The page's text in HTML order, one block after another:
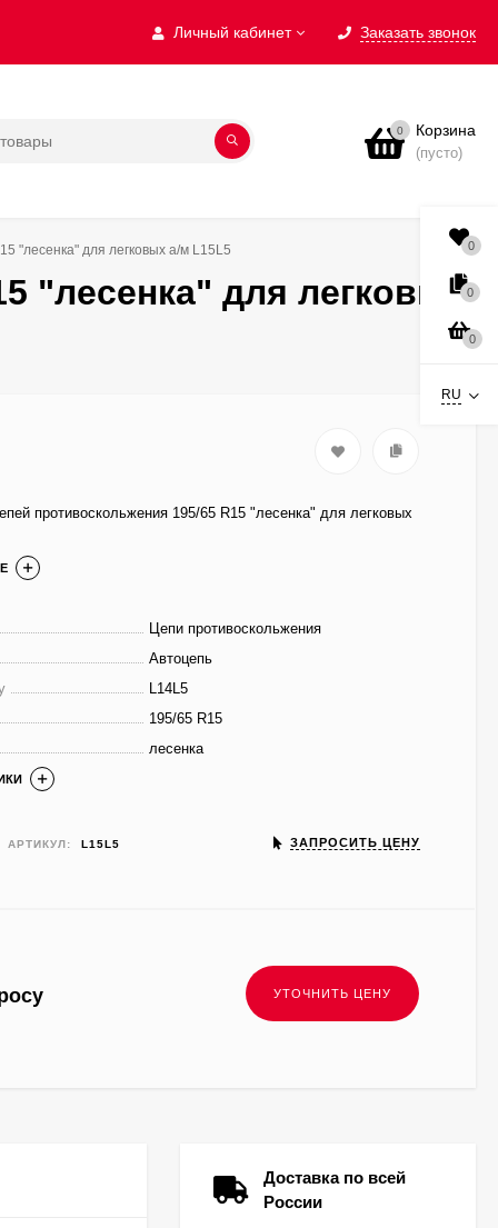
Личный кабинет Заказать звонок
0 Корзина
(пусто)
"лесенка" для легковых а/м L15L5
"лесенка" для легковых
противоскольжения 195/65 R15 "лесенка" для легковых
Цепи противоскольжения
Автоцепь
L14L5
195/65 R15
лесенка
АРТИКУЛ: L15L5 ЗАПРОСИТЬ ЦЕНУ
Доставка по всей
России
0
0
0
RU